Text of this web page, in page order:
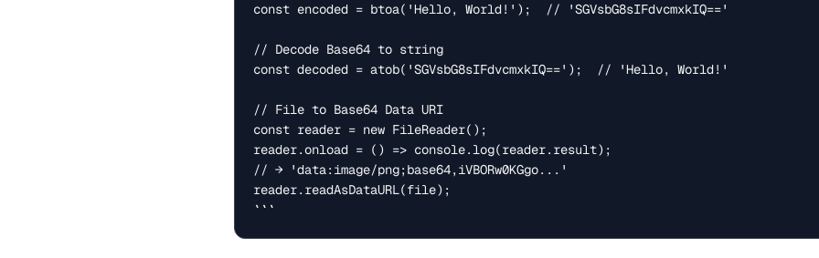
const encoded = btoa('Hello, World!');  // 'SGVsbG8sIFdvcmxkIQ=='
// Decode Base64 to string
const decoded = atob('SGVsbG8sIFdvcmxkIQ==');  // 'Hello, World!'
// File to Base64 Data URI
const reader = new FileReader();
reader.onload = () => console.log(reader.result);
// → 'data:image/png;base64,iVBORw0KGgo...'
reader.readAsDataURL(file);
```